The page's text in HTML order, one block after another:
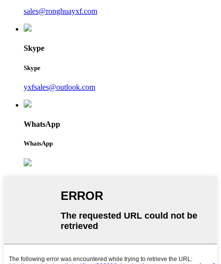
sales@ronghuayxf.com
Skype
Skype
yxfsales@outlook.com
WhatsApp
WhatsApp